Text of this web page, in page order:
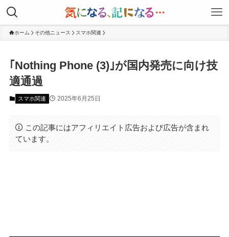
ホーム その他ニュース スマホ関連
｢Nothing Phone (3)｣が国内発売に向け技
適通過
スマホ関連 2025年6月25日
この記事にはアフィリエイト広告および広告が含まれ
ています。